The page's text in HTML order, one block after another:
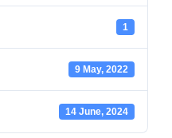
1
9 May, 2022
14 June, 2024